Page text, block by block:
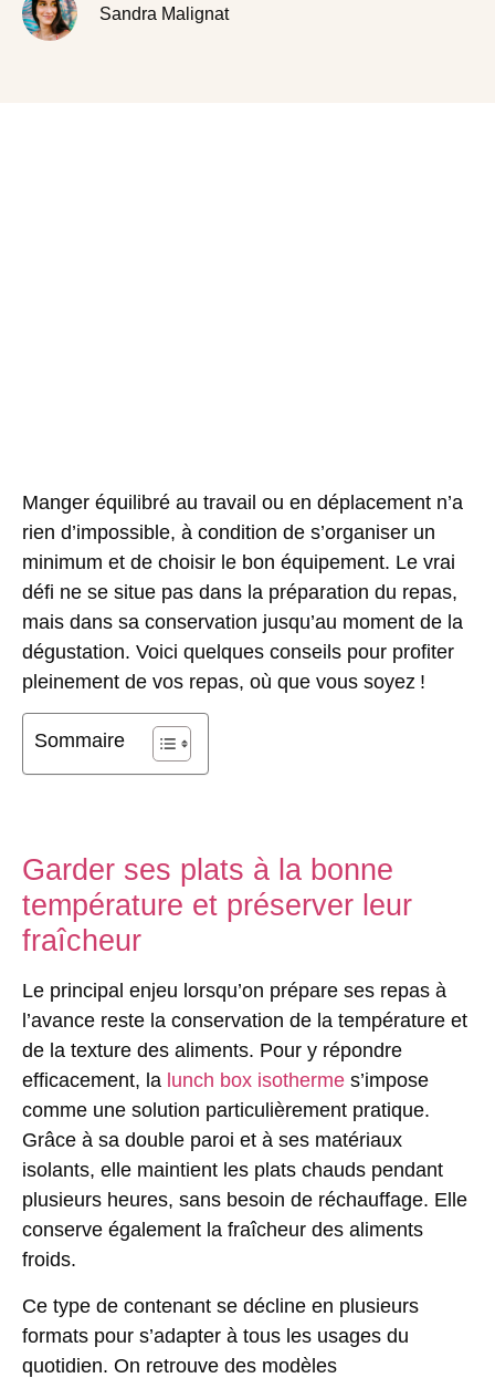
Sandra Malignat
Manger équilibré au travail ou en déplacement n’a
rien d’impossible, à condition de s’organiser un
minimum et de choisir le bon équipement. Le vrai
défi ne se situe pas dans la préparation du repas,
mais dans sa conservation jusqu’au moment de la
dégustation. Voici quelques conseils pour profiter
pleinement de vos repas, où que vous soyez !
Sommaire
Garder ses plats à la bonne
température et préserver leur
fraîcheur
Le principal enjeu lorsqu’on prépare ses repas à
l’avance reste la conservation de la température et
de la texture des aliments. Pour y répondre
efficacement, la lunch box isotherme s’impose
comme une solution particulièrement pratique.
Grâce à sa double paroi et à ses matériaux
isolants, elle maintient les plats chauds pendant
plusieurs heures, sans besoin de réchauffage. Elle
conserve également la fraîcheur des aliments
froids.
Ce type de contenant se décline en plusieurs
formats pour s’adapter à tous les usages du
quotidien. On retrouve des modèles